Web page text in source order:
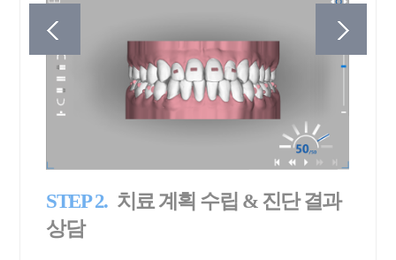
STEP 2. 치료 계획 수립 & 진단 결과
상담